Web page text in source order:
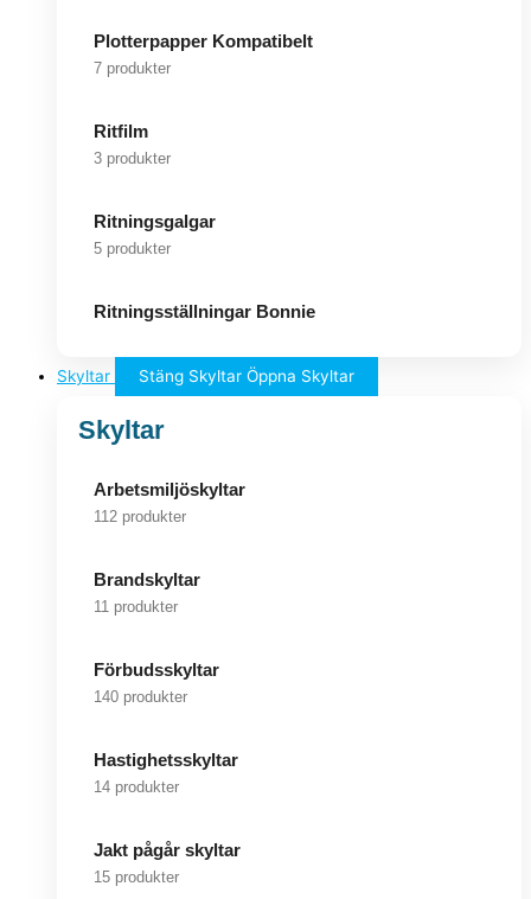
Plotterpapper Kompatibelt
7 produkter
Ritfilm
3 produkter
Ritningsgalgar
5 produkter
Ritningsställningar Bonnie
Skyltar Stäng Skyltar Öppna Skyltar
Skyltar
Arbetsmiljöskyltar
112 produkter
Brandskyltar
11 produkter
Förbudsskyltar
140 produkter
Hastighetsskyltar
14 produkter
Jakt pågår skyltar
15 produkter